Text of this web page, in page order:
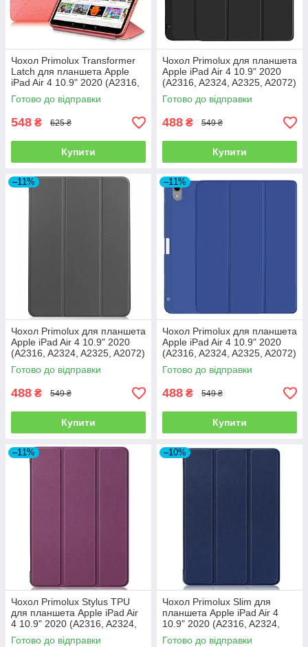
Чохол Primolux Transformer
Latch для планшета Apple
iPad Air 4 10.9" 2020 (A2316,
A2324, A2325, A2072) - Pink
Готово до відправки
548 ₴ 625 ₴
Купити
Чохол Primolux для планшета
Apple iPad Air 4 10.9" 2020
(A2316, A2324, A2325, A2072)
Stylus TPU - Black
Готово до відправки
488 ₴ 549 ₴
Купити
–11%
Чохол Primolux для планшета
Apple iPad Air 4 10.9" 2020
(A2316, A2324, A2325, A2072)
Stylus TPU - Grey
Готово до відправки
488 ₴ 549 ₴
Купити
–11%
Чохол Primolux для планшета
Apple iPad Air 4 10.9" 2020
(A2316, A2324, A2325, A2072)
Stylus TPU - Blue
Готово до відправки
488 ₴ 549 ₴
Купити
–11%
Чохол Primolux Stylus TPU
для планшета Apple iPad Air
4 10.9" 2020 (A2316, A2324,
A2325, A2072) - Purple
Готово до відправки
–10%
Чохол Primolux Slim для
планшета Apple iPad Air 4
10.9" 2020 (A2316, A2324,
A2325, A2072) - Dark Blue
Готово до відправки